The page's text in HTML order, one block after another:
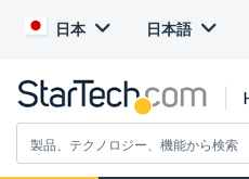
日本 日本語